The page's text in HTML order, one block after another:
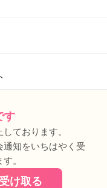
す
ております。
知をいちはやく受
。
け取る